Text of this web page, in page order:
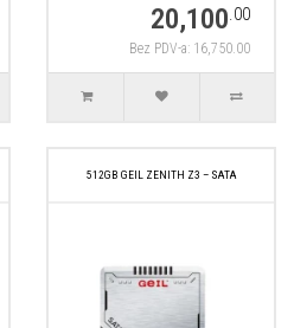
20,100.00
Bez PDV-a: 16,750.00
512GB GEIL ZENITH Z3 – SATA